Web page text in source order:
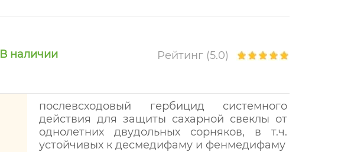
В наличии Рейтинг (5.0)
послевсходовый гербицид системного
действия для защиты сахарной свеклы от
однолетних двудольных сорняков, в т.ч.
устойчивых к десмедифаму и фенмедифаму